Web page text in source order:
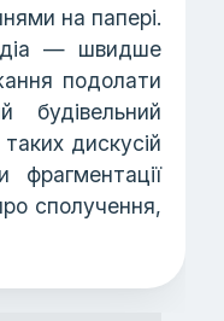
на папері.
— швидше
подолати
будівельний
дискусій
фрагментації
сполучення,